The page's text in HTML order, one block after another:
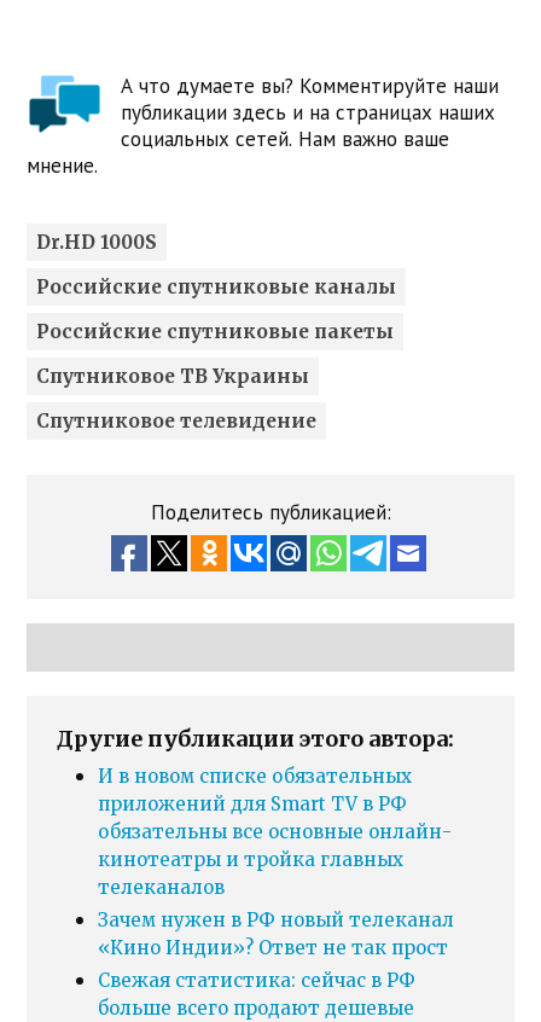
А что думаете вы? Комментируйте наши
публикации здесь и на страницах наших
социальных сетей. Нам важно ваше
мнение.
Dr.HD 1000S
Российские спутниковые каналы
Российские спутниковые пакеты
Спутниковое ТВ Украины
Спутниковое телевидение
Поделитесь публикацией:
Другие публикации этого автора:
И в новом списке обязательных
приложений для Smart TV в РФ
обязательны все основные онлайн-
кинотеатры и тройка главных
телеканалов
Зачем нужен в РФ новый телеканал
«Кино Индии»? Ответ не так прост
Свежая статистика: сейчас в РФ
больше всего продают дешевые